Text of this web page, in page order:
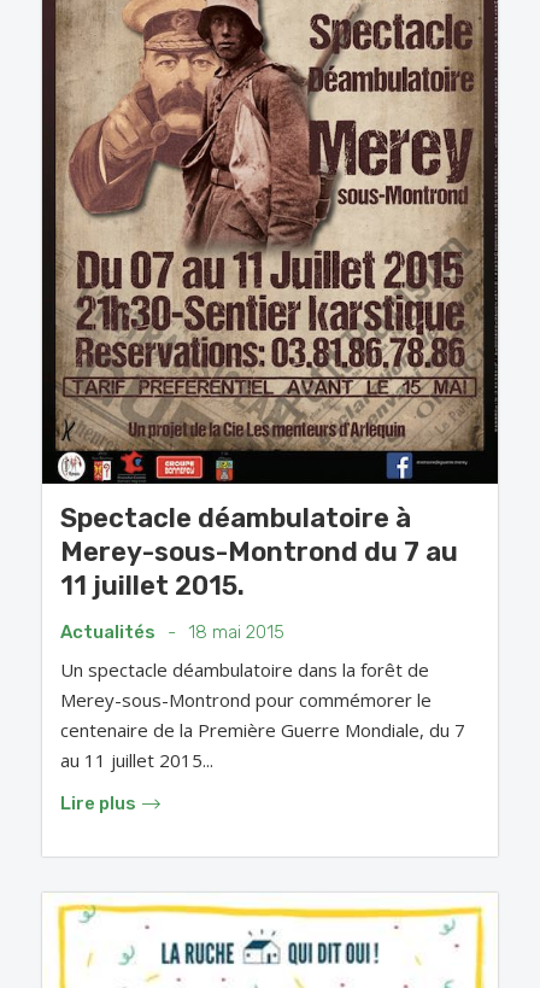
Spectacle déambulatoire à
Merey-sous-Montrond du 7 au
11 juillet 2015.
Actualités - 18 mai 2015
Un spectacle déambulatoire dans la forêt de
Merey-sous-Montrond pour commémorer le
centenaire de la Première Guerre Mondiale, du 7
au 11 juillet 2015...
Lire plus